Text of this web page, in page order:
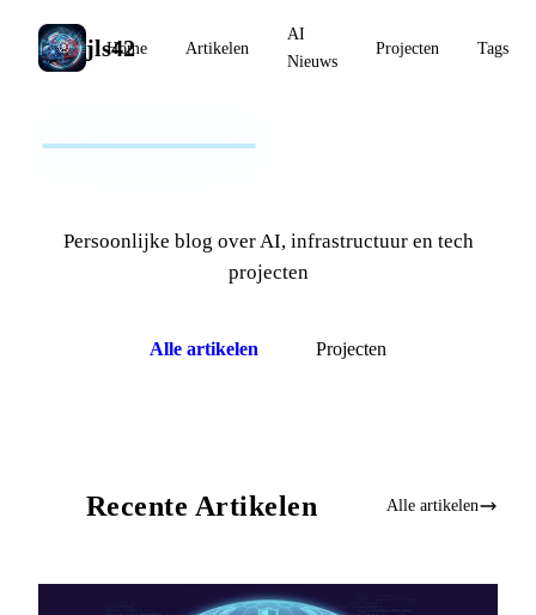
jls42
Home Artikelen
AI
Nieuws
Projecten Tags
Persoonlijke blog over AI, infrastructuur en tech
projecten
Alle artikelen Projecten
Recente Artikelen Alle artikelen